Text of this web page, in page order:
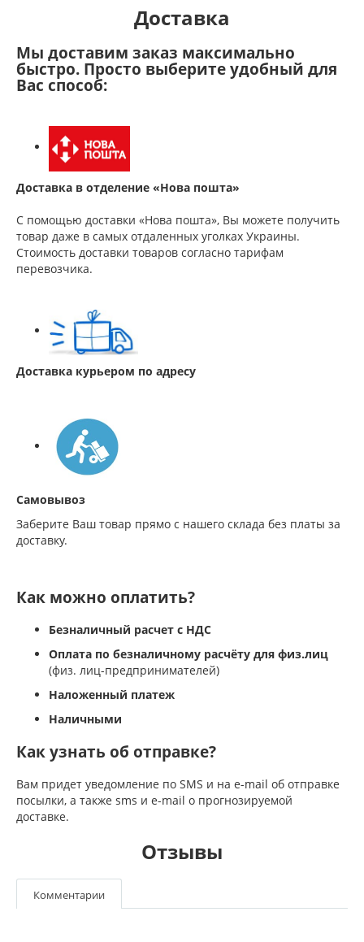
Доставка
Мы доставим заказ максимально
быстро. Просто выберите удобный для
Вас способ:
Доставка в отделение «Нова пошта»
С помощью доставки «Нова пошта», Вы можете получить
товар даже в самых отдаленных уголках Украины.
Стоимость доставки товаров согласно тарифам
перевозчика.
Доставка курьером по адресу
Самовывоз
Заберите Ваш товар прямо с нашего склада без платы за
доставку.
Как можно оплатить?
Безналичный расчет с НДС
Оплата по безналичному расчёту для физ.лиц
(физ. лиц-предпринимателей)
Наложенный платеж
Наличными
Как узнать об отправке?
Вам придет уведомление по SMS и на e-mail об отправке
посылки, а также sms и e-mail о прогнозируемой
доставке.
Отзывы
Комментарии